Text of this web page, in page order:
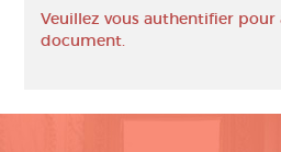
Veuillez vous authentifier pour
document.